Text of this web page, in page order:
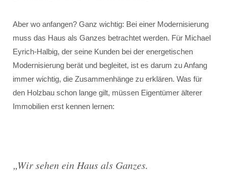
Aber wo anfangen? Ganz wichtig: Bei einer Modernisierung
muss das Haus als Ganzes betrachtet werden. Für Michael
Eyrich-Halbig, der seine Kunden bei der energetischen
Modernisierung berät und begleitet, ist es darum zu Anfang
immer wichtig, die Zusammenhänge zu erklären. Was für
den Holzbau schon lange gilt, müssen Eigentümer älterer
Immobilien erst kennen lernen:
„Wir sehen ein Haus als Ganzes.